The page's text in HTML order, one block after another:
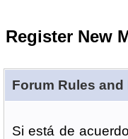
Register New
Forum Rules and
Si está de